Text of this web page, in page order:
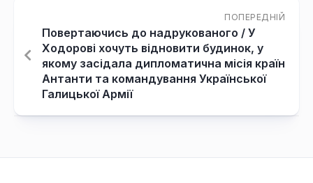
ПОПЕРЕДНІЙ
Повертаючись до надрукованого / У
Ходорові хочуть відновити будинок, у
якому засідала дипломатична місія країн
Антанти та командування Української
Галицької Армії